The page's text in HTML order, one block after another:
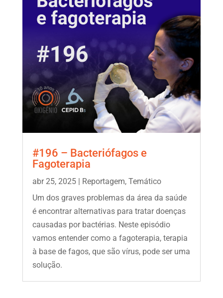
#196 – Bacteriófagos e
Fagoterapia
abr 25, 2025| Reportagem, Temático
Um dos graves problemas da área da saúde
é encontrar alternativas para tratar doenças
causadas por bactérias. Neste episódio
vamos entender como a fagoterapia, terapia
à base de fagos, que são vírus, pode ser uma
solução.